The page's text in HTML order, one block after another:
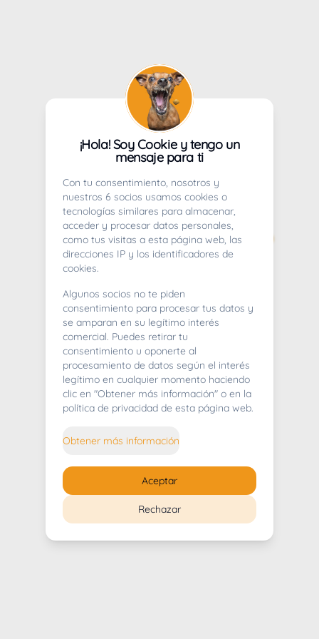
404
Whoops! Lo sentimos mucho.
¡Hola! Soy Cookie y tengo un
mensaje para ti
Con tu consentimiento, nosotros y
nuestros 6 socios usamos cookies o
tecnologías similares para almacenar,
acceder y procesar datos personales,
como tus visitas a esta página web, las
direcciones IP y los identificadores de
cookies.
Algunos socios no te piden
consentimiento para procesar tus datos y
se amparan en su legítimo interés
comercial. Puedes retirar tu
consentimiento u oponerte al
procesamiento de datos según el interés
legítimo en cualquier momento haciendo
clic en "Obtener más información" o en la
política de privacidad de esta página web.
Obtener más información
Rechazar
Aceptar